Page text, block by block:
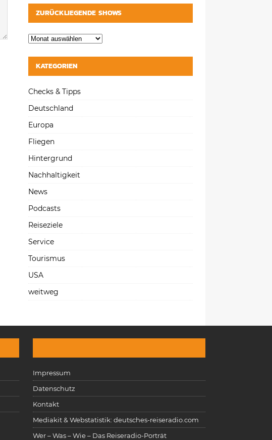
ZURÜCKLIEGENDE SHOWS
KATEGORIEN
Checks & Tipps
Deutschland
Europa
Fliegen
Hintergrund
Nachhaltigkeit
News
Podcasts
Reiseziele
Service
Tourismus
USA
weitweg
Impressum
Datenschutz
Kontakt
Mediakit & Webstatistik: deutsches-reiseradio.com
Wer – Was – Wie – Das Reiseradio-Porträt